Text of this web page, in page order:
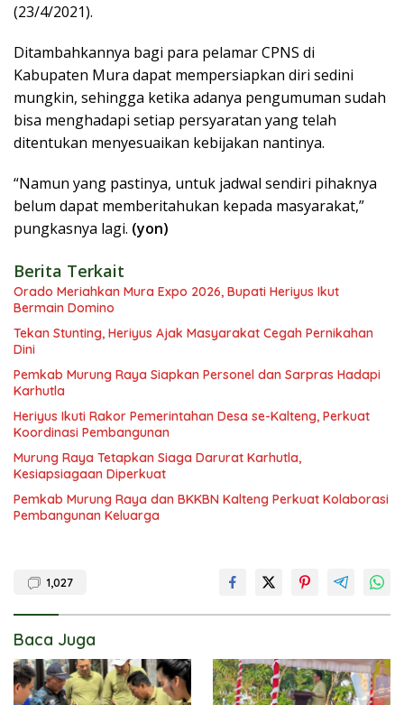
(23/4/2021).
Ditambahkannya bagi para pelamar CPNS di
Kabupaten Mura dapat mempersiapkan diri sedini
mungkin, sehingga ketika adanya pengumuman sudah
bisa menghadapi setiap persyaratan yang telah
ditentukan menyesuaikan kebijakan nantinya.
“Namun yang pastinya, untuk jadwal sendiri pihaknya
belum dapat memberitahukan kepada masyarakat,”
pungkasnya lagi. (yon)
Berita Terkait
Orado Meriahkan Mura Expo 2026, Bupati Heriyus Ikut
Bermain Domino
Tekan Stunting, Heriyus Ajak Masyarakat Cegah Pernikahan
Dini
Pemkab Murung Raya Siapkan Personel dan Sarpras Hadapi
Karhutla
Heriyus Ikuti Rakor Pemerintahan Desa se-Kalteng, Perkuat
Koordinasi Pembangunan
Murung Raya Tetapkan Siaga Darurat Karhutla,
Kesiapsiagaan Diperkuat
Pemkab Murung Raya dan BKKBN Kalteng Perkuat Kolaborasi
Pembangunan Keluarga
1,027
Baca Juga